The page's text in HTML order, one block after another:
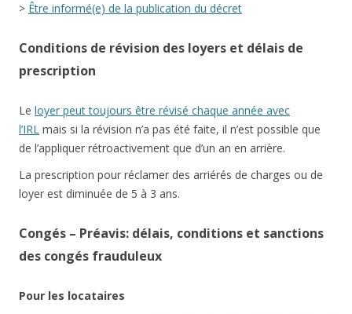
> Être informé(e) de la publication du décret
Conditions de révision des loyers et délais de
prescription
Le loyer peut toujours être révisé chaque année avec
l’IRL mais si la révision n’a pas été faite, il n’est possible que
de l’appliquer rétroactivement que d’un an en arrière.
La prescription pour réclamer des arriérés de charges ou de
loyer est diminuée de 5 à 3 ans.
Congés – Préavis: délais, conditions et sanctions
des congés frauduleux
Pour les locataires